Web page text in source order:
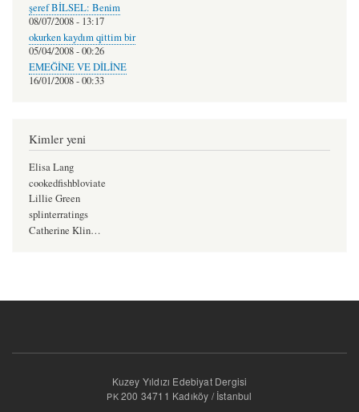
şeref BİLSEL: Benim
08/07/2008 - 13:17
okurken kaydım qittim bir
05/04/2008 - 00:26
EMEĞİNE VE DİLİNE
16/01/2008 - 00:33
Kimler yeni
Elisa Lang
cookedfishbloviate
Lillie Green
splinterratings
Catherine Klin…
Kuzey Yıldızı Edebiyat Dergisi
PK200 34711 Kadıköy / İstanbul